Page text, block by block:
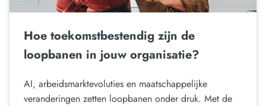
Hoe toekomstbestendig zijn de
loopbanen in jouw organisatie?
AI, arbeidsmarktevoluties en maatschappelijke
veranderingen zetten loopbanen onder druk. Met de